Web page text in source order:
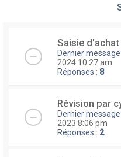
Saisie
Dernier
2024 10:27 am
Réponses : 8
Révision par
Dernier
2023 8:06 pm
Réponses : 2